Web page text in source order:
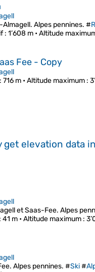
Alpes pennines. #
: 1’608 m •Altitude
Fee - Copy
716 m •Altitude maximum :
get elevation data
et Saas-Fee. Alpes
m •Altitude maximum :
Alpes pennines. #Ski#